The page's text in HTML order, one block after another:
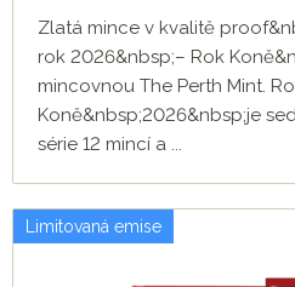
Zlatá mince v kvalitě
rok 2026&nbsp;– Rok
mincovnou The Perth Mint.
Koně&nbsp;2026&nbsp;je
série 12 mincí a ...
Limitovaná emise